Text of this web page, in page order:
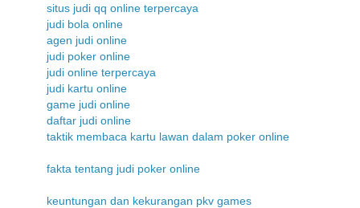
situs judi qq online terpercaya
judi bola online
agen judi online
judi poker online
judi online terpercaya
judi kartu online
game judi online
daftar judi online
taktik membaca kartu lawan dalam poker online
fakta tentang judi poker online
keuntungan dan kekurangan pkv games